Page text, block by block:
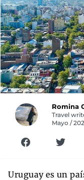
Romina
Travel
Mayo /
Uruguay es un